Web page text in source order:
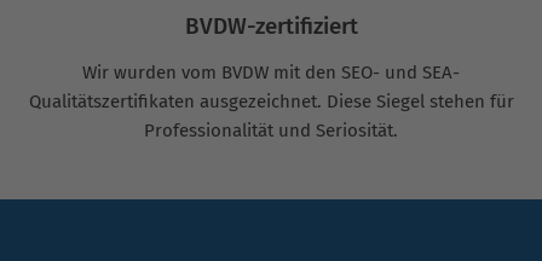
BVDW-zertifiziert
Wir wurden vom BVDW mit den SEO- und SEA-
Qualitätszertifikaten ausgezeichnet. Diese Siegel stehen für
Professionalität und Seriosität.